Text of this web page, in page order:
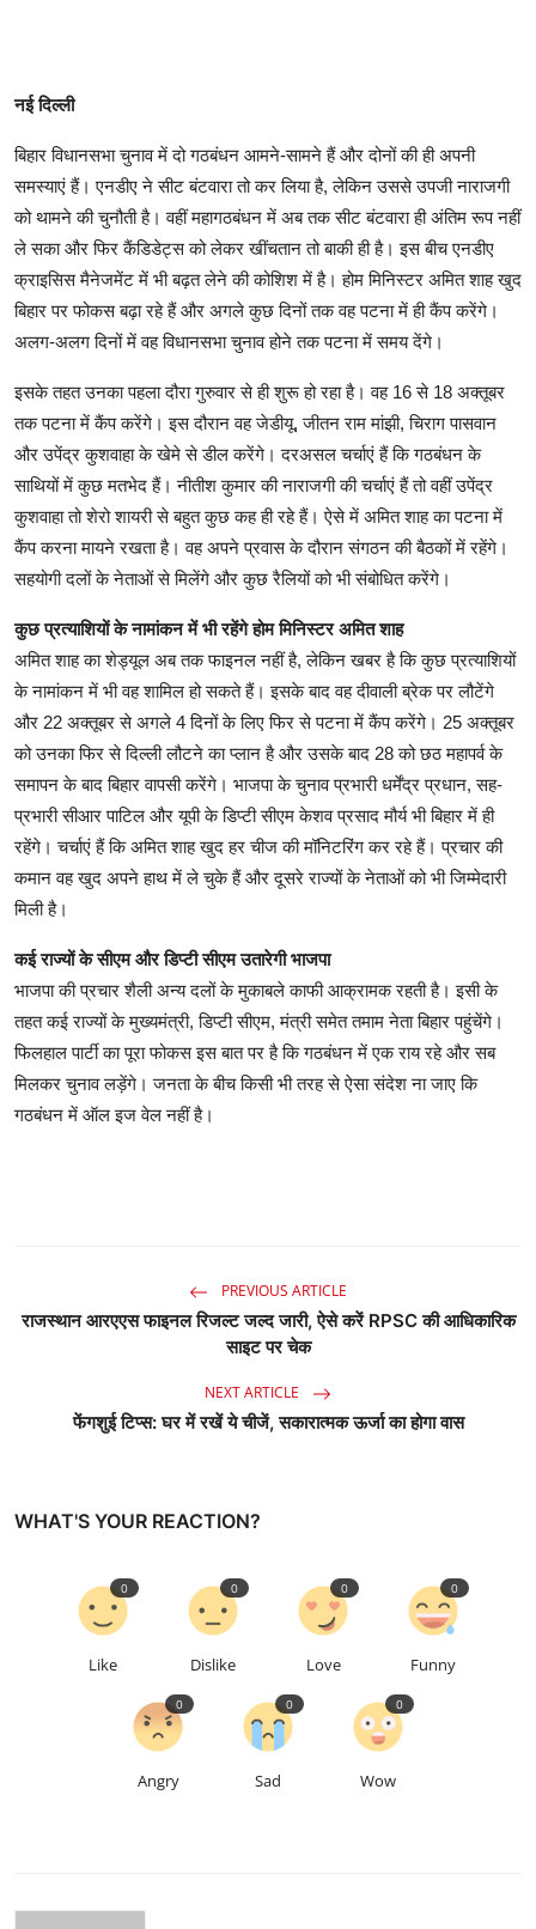
नई दिल्ली
बिहार विधानसभा चुनाव में दो गठबंधन आमने-सामने हैं और दोनों की ही अपनी
समस्याएं हैं। एनडीए ने सीट बंटवारा तो कर लिया है, लेकिन उससे उपजी नाराजगी
को थामने की चुनौती है। वहीं महागठबंधन में अब तक सीट बंटवारा ही अंतिम रूप नहीं
ले सका और फिर कैंडिडेट्स को लेकर खींचतान तो बाकी ही है। इस बीच एनडीए
क्राइसिस मैनेजमेंट में भी बढ़त लेने की कोशिश में है। होम मिनिस्टर अमित शाह खुद
बिहार पर फोकस बढ़ा रहे हैं और अगले कुछ दिनों तक वह पटना में ही कैंप करेंगे।
अलग-अलग दिनों में वह विधानसभा चुनाव होने तक पटना में समय देंगे।
इसके तहत उनका पहला दौरा गुरुवार से ही शुरू हो रहा है। वह 16 से 18 अक्तूबर
तक पटना में कैंप करेंगे। इस दौरान वह जेडीयू, जीतन राम मांझी, चिराग पासवान
और उपेंद्र कुशवाहा के खेमे से डील करेंगे। दरअसल चर्चाएं हैं कि गठबंधन के
साथियों में कुछ मतभेद हैं। नीतीश कुमार की नाराजगी की चर्चाएं हैं तो वहीं उपेंद्र
कुशवाहा तो शेरो शायरी से बहुत कुछ कह ही रहे हैं। ऐसे में अमित शाह का पटना में
कैंप करना मायने रखता है। वह अपने प्रवास के दौरान संगठन की बैठकों में रहेंगे।
सहयोगी दलों के नेताओं से मिलेंगे और कुछ रैलियों को भी संबोधित करेंगे।
कुछ प्रत्याशियों के नामांकन में भी रहेंगे होम मिनिस्टर अमित शाह
अमित शाह का शेड्यूल अब तक फाइनल नहीं है, लेकिन खबर है कि कुछ प्रत्याशियों
के नामांकन में भी वह शामिल हो सकते हैं। इसके बाद वह दीवाली ब्रेक पर लौटेंगे
और 22 अक्तूबर से अगले 4 दिनों के लिए फिर से पटना में कैंप करेंगे। 25 अक्तूबर
को उनका फिर से दिल्ली लौटने का प्लान है और उसके बाद 28 को छठ महापर्व के
समापन के बाद बिहार वापसी करेंगे। भाजपा के चुनाव प्रभारी धर्मेंद्र प्रधान, सह-
प्रभारी सीआर पाटिल और यूपी के डिप्टी सीएम केशव प्रसाद मौर्य भी बिहार में ही
रहेंगे। चर्चाएं हैं कि अमित शाह खुद हर चीज की मॉनिटरिंग कर रहे हैं। प्रचार की
कमान वह खुद अपने हाथ में ले चुके हैं और दूसरे राज्यों के नेताओं को भी जिम्मेदारी
मिली है।
कई राज्यों के सीएम और डिप्टी सीएम उतारेगी भाजपा
भाजपा की प्रचार शैली अन्य दलों के मुकाबले काफी आक्रामक रहती है। इसी के
तहत कई राज्यों के मुख्यमंत्री, डिप्टी सीएम, मंत्री समेत तमाम नेता बिहार पहुंचेंगे।
फिलहाल पार्टी का पूरा फोकस इस बात पर है कि गठबंधन में एक राय रहे और सब
मिलकर चुनाव लड़ेंगे। जनता के बीच किसी भी तरह से ऐसा संदेश ना जाए कि
गठबंधन में ऑल इज वेल नहीं है।
PREVIOUS ARTICLE
राजस्थान आरएएस फाइनल रिजल्ट जल्द जारी, ऐसे करें RPSC की आधिकारिक
साइट पर चेक
NEXT ARTICLE
फेंगशुई टिप्स: घर में रखें ये चीजें, सकारात्मक ऊर्जा का होगा वास
WHAT'S YOUR REACTION?
Like
0
Dislike
0
Love
0
Funny
0
Angry
0
Sad
0
Wow
0